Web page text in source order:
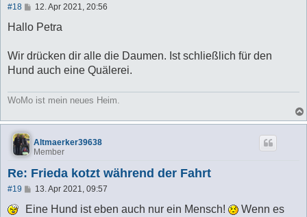
#18
B
i
a
g
12. Apr 2021, 20:56
Hallo Petra
Wir drücken dir alle die Daumen. Ist schließlich für den
Hund auch eine Quälerei.
WoMo ist mein neues Heim.
Altmaerker39638
Member
Re: Frieda kotzt während der Fahrt
#19
B
i
13. Apr 2021, 09:57
Eine Hund ist eben auch nur ein Mensch!
Wenn es